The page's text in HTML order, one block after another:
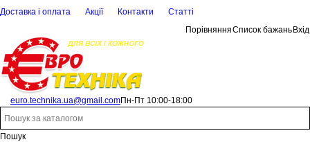
Доставка і оплата Акції Контакти
Статті
ПорівнянняСписок бажань Вхід
euro.technika.ua@gmail.comПн-Пт 10:00-18:00
Пошук